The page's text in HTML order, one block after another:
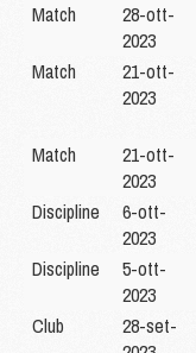
Match
28-ott-
2023
Match
21-ott-
2023
Match
21-ott-
2023
Discipline
6-ott-
2023
Discipline
5-ott-
2023
Club
28-set-